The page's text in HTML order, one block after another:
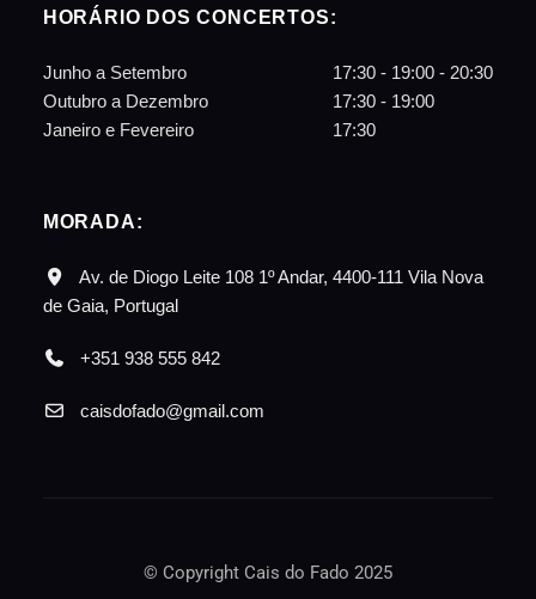
HORÁRIO DOS CONCERTOS:
Junho a Setembro
17:30 - 19:00 - 20:30
Outubro a Dezembro
17:30 - 19:00
Janeiro e Fevereiro
17:30
MORADA:
Av. de Diogo Leite 108 1º Andar, 4400-111 Vila Nova
de Gaia, Portugal
+351 938 555 842
caisdofado@gmail.com
© Copyright Cais do Fado 2025